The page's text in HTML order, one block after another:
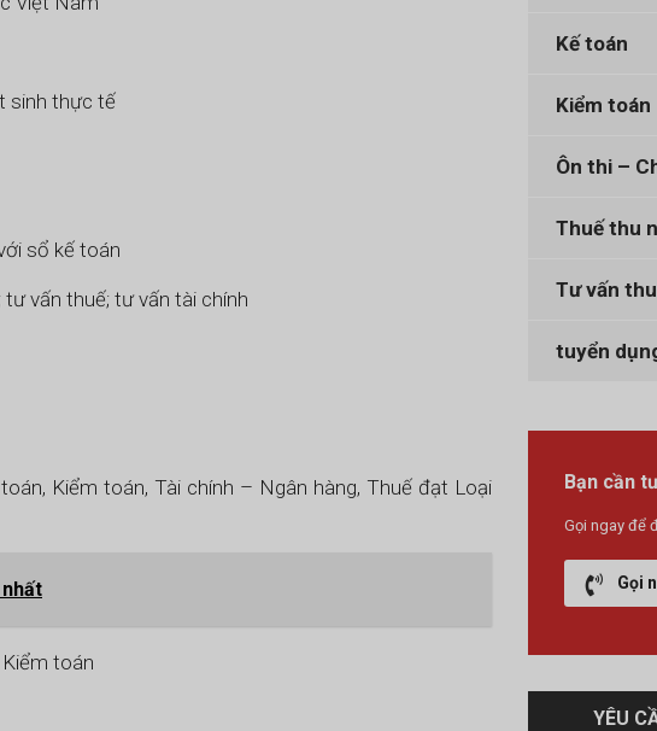
sinh thực tế
sổ kế toán
vấn thuế; tư vấn tài chính
Kiểm toán, Tài chính – Ngân hàng, Thuế đạt Loại
toán
Kế toán
Kiểm toán
Ôn thi –
Thuế thu
Tư vấn
tuyển
Bạn cần
Gọi ngay để
Gọi
YÊU